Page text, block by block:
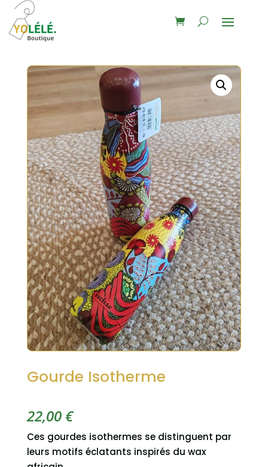
Gourde Isotherme
22,00€
Ces gourdes isothermes se distinguent par
leurs motifs éclatants inspirés du wax